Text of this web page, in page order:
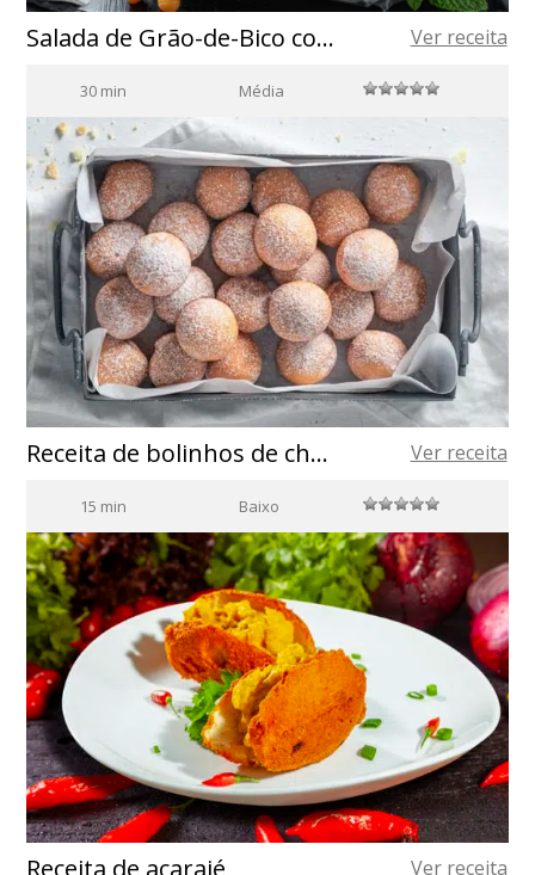
Salada de Grão-de-Bico com Atum Ver receita
30 min Média
Receita de bolinhos de chuva com azeite de oliva espanhol Ver receita
15 min Baixo
Receita de acarajé Ver receita